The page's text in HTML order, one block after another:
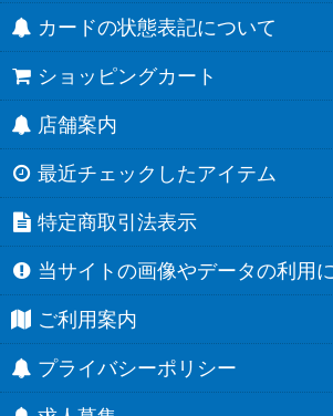
カードの状態表記について
ショッピングカート
店舗案内
最近チェックしたアイテム
特定商取引法表示
当サイトの画像やデータの利用
ご利用案内
プライバシーポリシー